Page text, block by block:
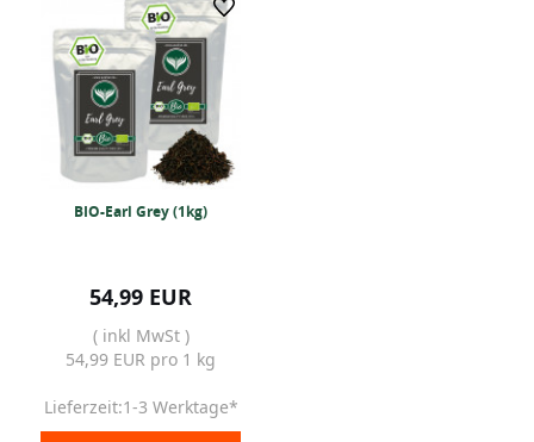
BIO-Earl Grey (1kg)
54,99 EUR
( inkl MwSt )
54,99 EUR pro 1 kg
Lieferzeit:1-3 Werktage*